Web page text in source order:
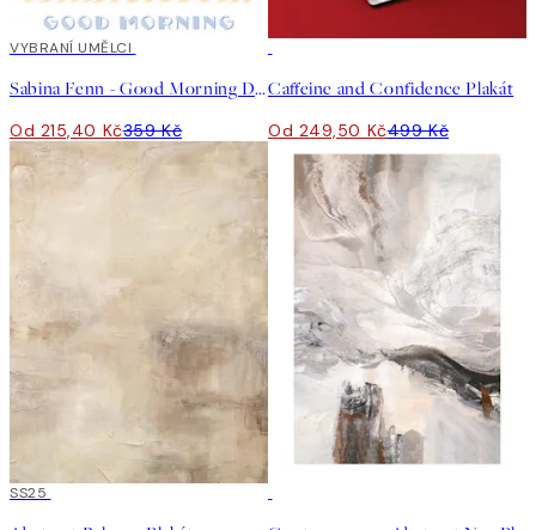
40%*
VYBRANÍ UMĚLCI
Sabina Fenn - Good Morning Dive Plakát
Od 215,40 Kč359 Kč
Caffeine and Confidence Plakát
Od 249,50 Kč499 Kč
50%*
SS25